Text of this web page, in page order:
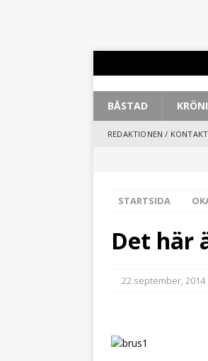
BÅSTAD
REDAKTIONEN / KONTAKT
STARTSIDA
Det här
22 september, 2014